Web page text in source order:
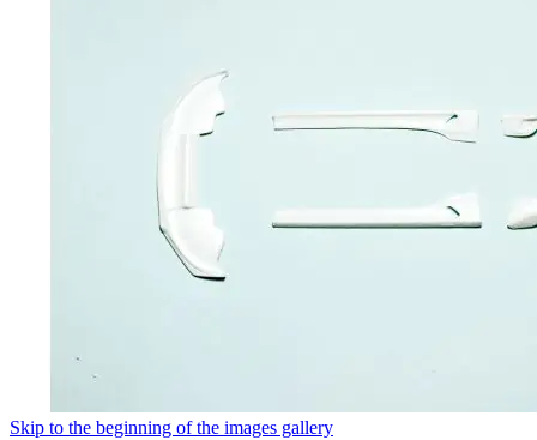
Skip to the beginning of the images gallery